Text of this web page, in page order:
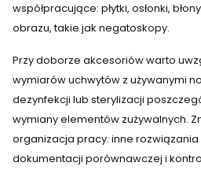
współpracujące: płytki, osłonki,
obrazu, takie jak negatoskopy.
Przy doborze akcesoriów warto
wymiarów uchwytów z używanymi
dezynfekcji lub sterylizacji
wymiany elementów zużywalnych.
organizacja pracy: inne
dokumentacji porównawczej i